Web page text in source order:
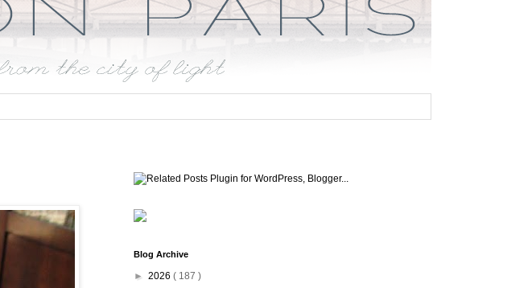
Blog Archive
► 2026 ( 187 )